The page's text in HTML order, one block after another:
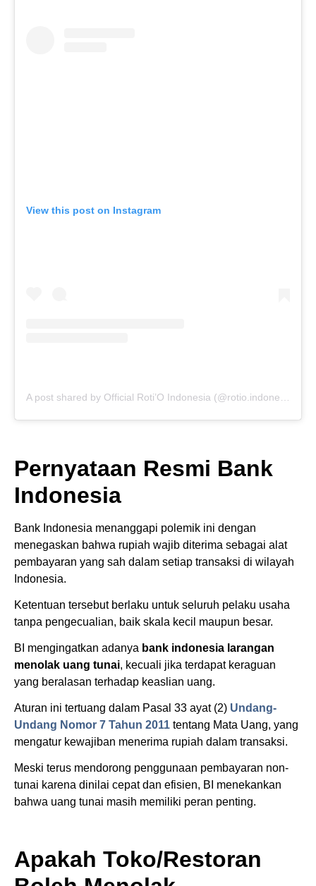
View this post on Instagram
Pernyataan Resmi Bank
Indonesia
Bank Indonesia menanggapi polemik ini dengan
menegaskan bahwa rupiah wajib diterima sebagai alat
pembayaran yang sah dalam setiap transaksi di wilayah
Indonesia.
Ketentuan tersebut berlaku untuk seluruh pelaku usaha
tanpa pengecualian, baik skala kecil maupun besar.
BI mengingatkan adanya bank indonesia larangan
menolak uang tunai, kecuali jika terdapat keraguan
yang beralasan terhadap keaslian uang.
Aturan ini tertuang dalam Pasal 33 ayat (2) Undang-
Undang Nomor 7 Tahun 2011 tentang Mata Uang, yang
mengatur kewajiban menerima rupiah dalam transaksi.
Meski terus mendorong penggunaan pembayaran non-
tunai karena dinilai cepat dan efisien, BI menekankan
bahwa uang tunai masih memiliki peran penting.
Apakah Toko/Restoran